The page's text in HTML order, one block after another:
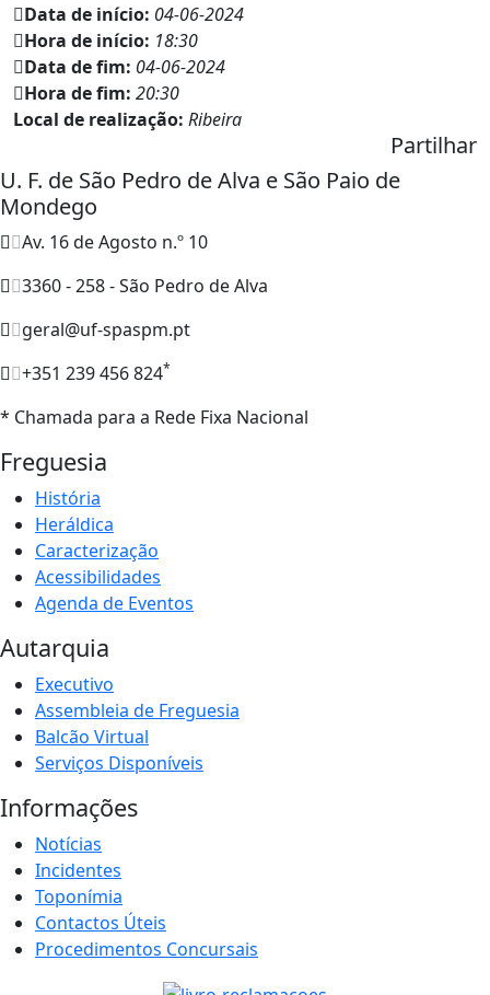
Data de início: 04-06-2024
Hora de início: 18:30
Data de fim: 04-06-2024
Hora de fim: 20:30
Local de realização: Ribeira
Partilhar
U. F. de São Pedro de Alva e São Paio de
Mondego
Av. 16 de Agosto n.º 10
3360 - 258 - São Pedro de Alva
geral@uf-spaspm.pt
+351 239 456 824*
* Chamada para a Rede Fixa Nacional
Freguesia
História
Heráldica
Caracterização
Acessibilidades
Agenda de Eventos
Autarquia
Executivo
Assembleia de Freguesia
Balcão Virtual
Serviços Disponíveis
Informações
Notícias
Incidentes
Toponímia
Contactos Úteis
Procedimentos Concursais